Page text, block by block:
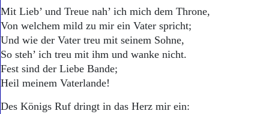
Start
Wer wir sind
Aktuelle Ausgabe
Abonnenten-Login
Abonnent werden
Abo Prämien
Mediadaten
Mit Lieb’ und Treue nah’ ich mich dem Throne,
Von welchem mild zu mir ein Vater spricht;
Und wie der Vater treu mit seinem Sohne,
So steh’ ich treu mit ihm und wanke nicht.
Fest sind der Liebe Bande;
Heil meinem Vaterlande!
Des Königs Ruf dringt in das Herz mir ein: